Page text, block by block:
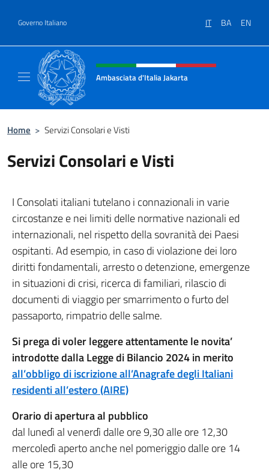
Governo Italiano IT BA EN
Intestazione sito, social e menù
Ambasciata d'Italia Jakarta
Home > Servizi Consolari e Visti
Servizi Consolari e Visti
I Consolati italiani tutelano i connazionali in varie
circostanze e nei limiti delle normative nazionali ed
internazionali, nel rispetto della sovranità dei Paesi
ospitanti. Ad esempio, in caso di violazione dei loro
diritti fondamentali, arresto o detenzione, emergenze
in situazioni di crisi, ricerca di familiari, rilascio di
documenti di viaggio per smarrimento o furto del
passaporto, rimpatrio delle salme.
Si prega di voler leggere attentamente le novita’
introdotte dalla Legge di Bilancio 2024 in merito
all’obbligo di iscrizione all’Anagrafe degli Italiani
residenti all’estero (AIRE)
Orario di apertura al pubblico
dal lunedì al venerdì dalle ore 9,30 alle ore 12,30
mercoledì aperto anche nel pomeriggio dalle ore 14
alle ore 15,30